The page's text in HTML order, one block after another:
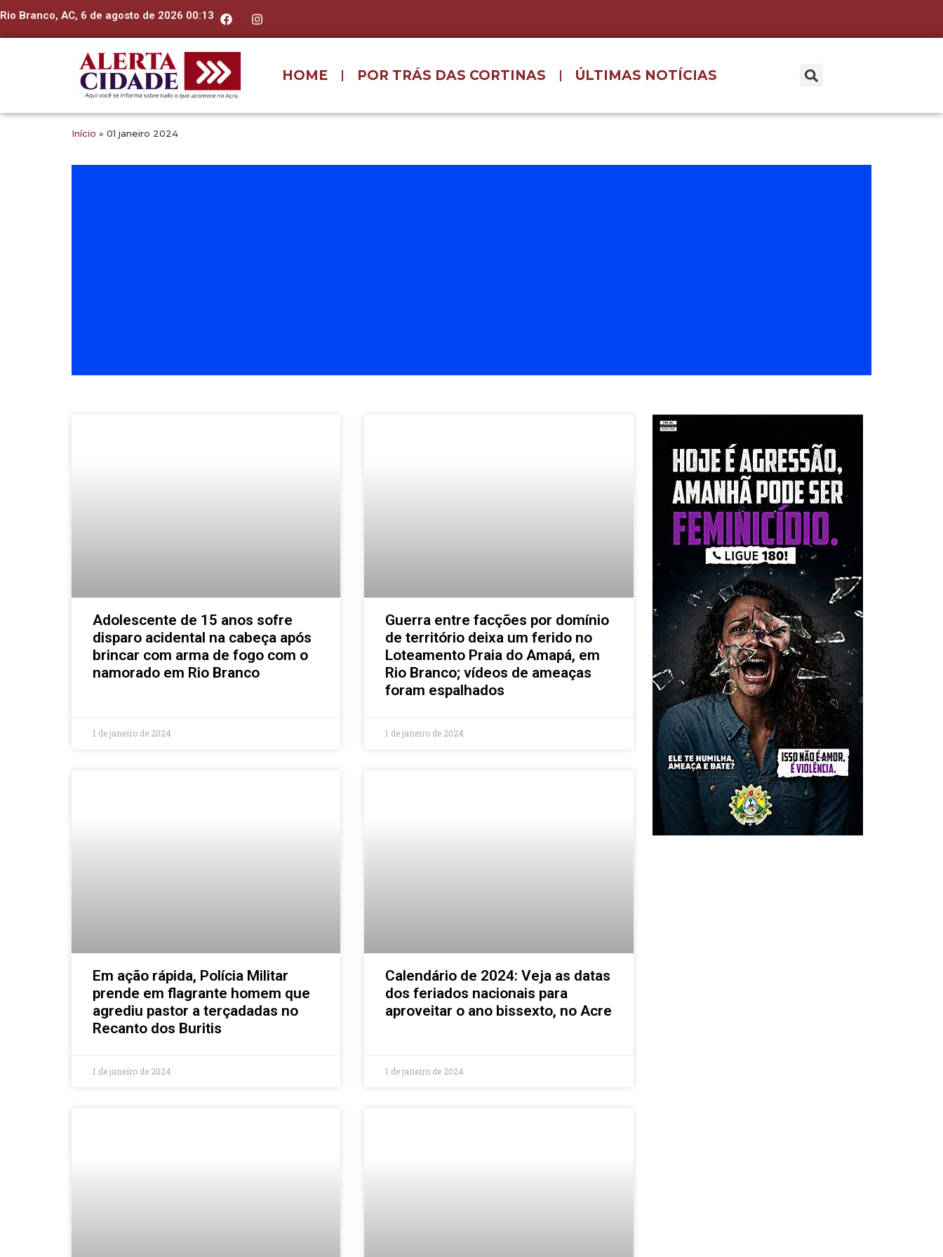
Rio Branco, AC, 6 de agosto de 2026 00:13
HOME POR TRÁS DAS CORTINAS ÚLTIMAS NOTÍCIAS
Início » 01 janeiro 2024
Adolescente de 15 anos sofre
disparo acidental na cabeça após
brincar com arma de fogo com o
namorado em Rio Branco
1 de janeiro de 2024
Guerra entre facções por domínio
de território deixa um ferido no
Loteamento Praia do Amapá, em
Rio Branco; vídeos de ameaças
foram espalhados
1 de janeiro de 2024
Em ação rápida, Polícia Militar
prende em flagrante homem que
agrediu pastor a terçadadas no
Recanto dos Buritis
1 de janeiro de 2024
Calendário de 2024: Veja as datas
dos feriados nacionais para
aproveitar o ano bissexto, no Acre
1 de janeiro de 2024